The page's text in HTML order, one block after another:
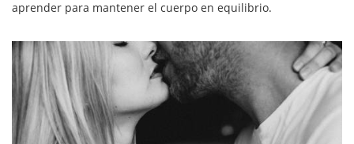
aprender para mantener el cuerpo en equilibrio.